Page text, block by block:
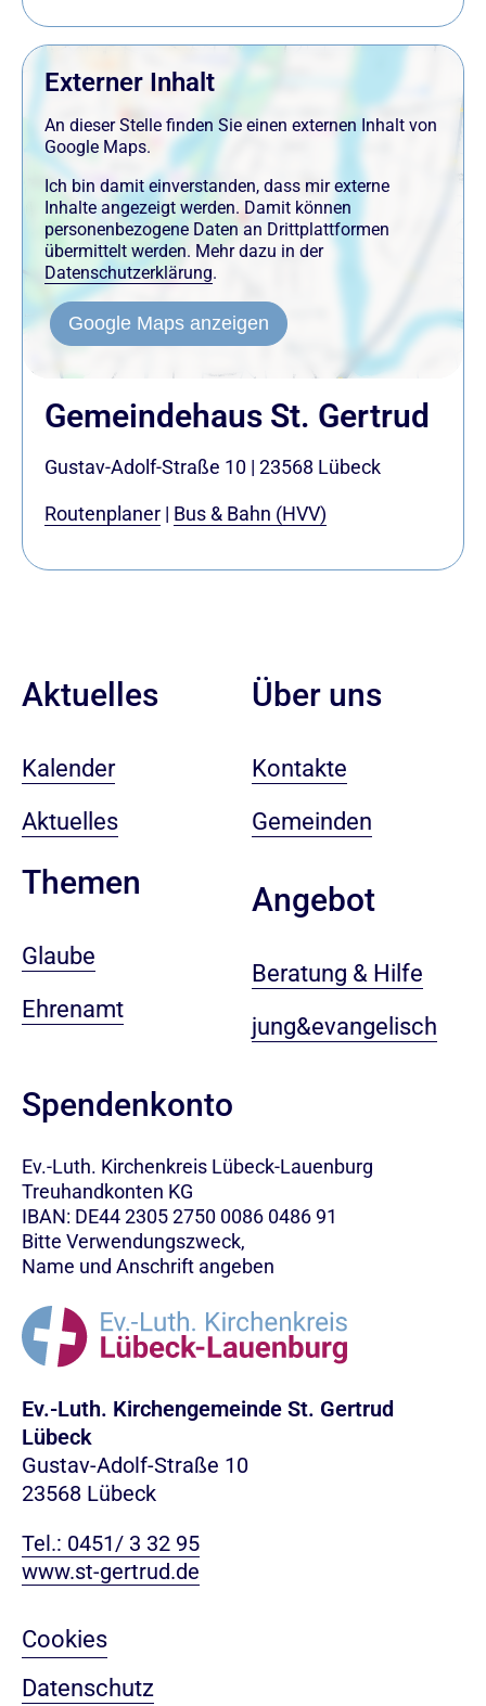
Externer Inhalt
An dieser Stelle finden Sie einen externen Inhalt von
Google Maps.
Ich bin damit einverstanden, dass mir externe
Inhalte angezeigt werden. Damit können
personenbezogene Daten an Drittplattformen
übermittelt werden. Mehr dazu in der
Datenschutzerklärung.
Google Maps anzeigen
Gemeindehaus St. Gertrud
Gustav-Adolf-Straße 10 | 23568 Lübeck
Routenplaner | Bus & Bahn (HVV)
Aktuelles
Kalender
Aktuelles
Themen
Glaube
Ehrenamt
Über uns
Kontakte
Gemeinden
Angebot
Beratung & Hilfe
jung&evangelisch
Spendenkonto
Ev.-Luth. Kirchenkreis Lübeck-Lauenburg
Treuhandkonten KG
IBAN: DE44 2305 2750 0086 0486 91
Bitte Verwendungszweck,
Name und Anschrift angeben
Ev.-Luth. Kirchengemeinde St. Gertrud
Lübeck
Gustav-Adolf-Straße 10
23568 Lübeck
Tel.: 0451/ 3 32 95
www.st-gertrud.de
Cookies
Datenschutz